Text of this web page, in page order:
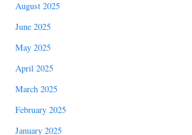
August 2025
June 2025
May 2025
April 2025
March 2025
February 2025
January 2025